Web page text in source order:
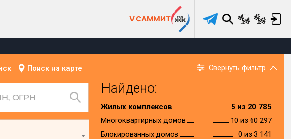
V САММИТ
Поиск на карте Свернуть фильтр
Найдено:
Жилых комплексов
5 из 20 785
Многоквартирных домов
10 из 60 297
Блокированных домов
0 из 3 141